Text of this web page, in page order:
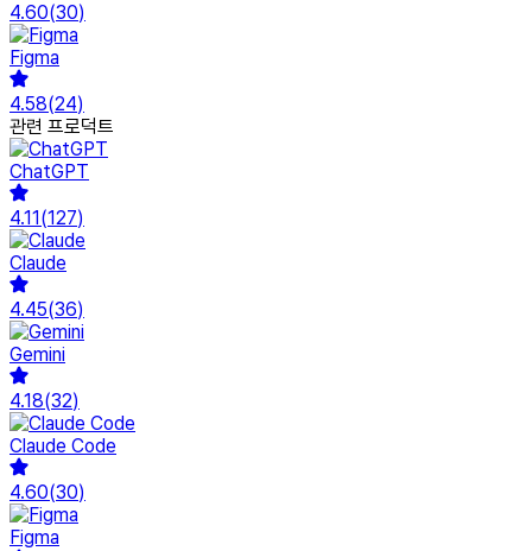
4.60(30)
Figma
4.58(24)
관련 프로덕트
ChatGPT
4.11(127)
Claude
4.45(36)
Gemini
4.18(32)
Claude Code
4.60(30)
Figma